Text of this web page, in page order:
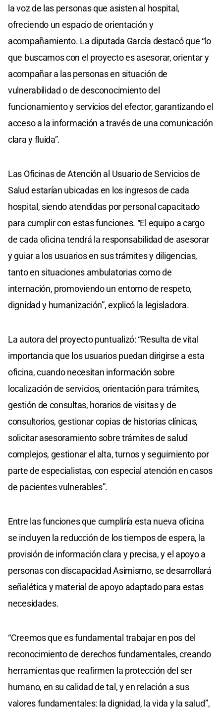
la voz de las personas que asisten al hospital,
ofreciendo un espacio de orientación y
acompañamiento. La diputada García destacó que “lo
que buscamos con el proyecto es asesorar, orientar y
acompañar a las personas en situación de
vulnerabilidad o de desconocimiento del
funcionamiento y servicios del efector, garantizando el
acceso a la información a través de una comunicación
clara y fluida”.
Las Oficinas de Atención al Usuario de Servicios de
Salud estarían ubicadas en los ingresos de cada
hospital, siendo atendidas por personal capacitado
para cumplir con estas funciones. “El equipo a cargo
de cada oficina tendrá la responsabilidad de asesorar
y guiar a los usuarios en sus trámites y diligencias,
tanto en situaciones ambulatorias como de
internación, promoviendo un entorno de respeto,
dignidad y humanización”, explicó la legisladora.
La autora del proyecto puntualizó: “Resulta de vital
importancia que los usuarios puedan dirigirse a esta
oficina, cuando necesitan información sobre
localización de servicios, orientación para trámites,
gestión de consultas, horarios de visitas y de
consultorios, gestionar copias de historias clínicas,
solicitar asesoramiento sobre trámites de salud
complejos, gestionar el alta, turnos y seguimiento por
parte de especialistas, con especial atención en casos
de pacientes vulnerables”.
Entre las funciones que cumpliría esta nueva oficina
se incluyen la reducción de los tiempos de espera, la
provisión de información clara y precisa, y el apoyo a
personas con discapacidad Asimismo, se desarrollará
señalética y material de apoyo adaptado para estas
necesidades.
“Creemos que es fundamental trabajar en pos del
reconocimiento de derechos fundamentales, creando
herramientas que reafirmen la protección del ser
humano, en su calidad de tal, y en relación a sus
valores fundamentales: la dignidad, la vida y la salud”,